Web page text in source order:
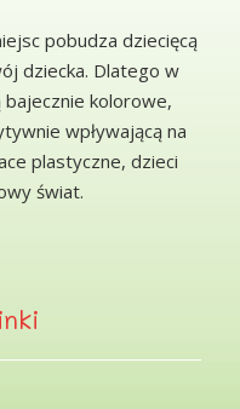
pobudza dziecięcą
dziecka. Dlatego w
kolorowe,
wpływającą na
plastyczne, dzieci
świat.